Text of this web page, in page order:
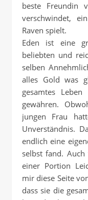
beste Freundin
verschwindet,
Raven spielt.
Eden ist eine
beliebten und
selben
alles Gold was
gesamtes
gewähren.
jungen Frau
Unverständnis.
endlich eine
selbst fand.
einer Portion
mir diese Seite
dass sie die